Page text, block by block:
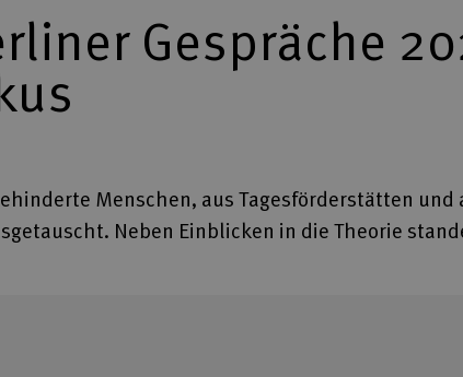
Gespräche
Menschen, aus Tagesförderstätten und
Neben Einblicken in die Theorie